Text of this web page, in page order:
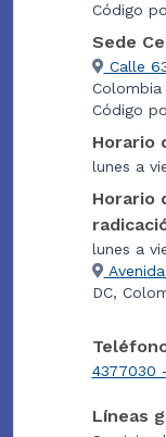
Código
Sede
Calle
Colombia
Código
Horario
lunes a
Horario
lunes a
DC,
4377030
Líneas